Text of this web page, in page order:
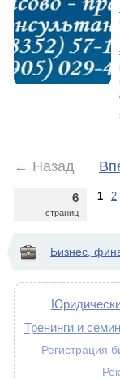
← Назад
6
страниц
1 2
Бизнес,
Тренинги и
Регистрация